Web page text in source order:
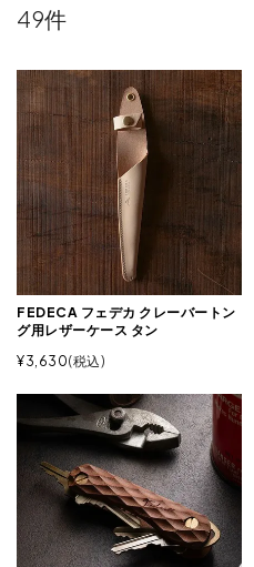
49
FEDECA フェデカ クレーバートン
グ用レザーケース タン
¥3,630 税込